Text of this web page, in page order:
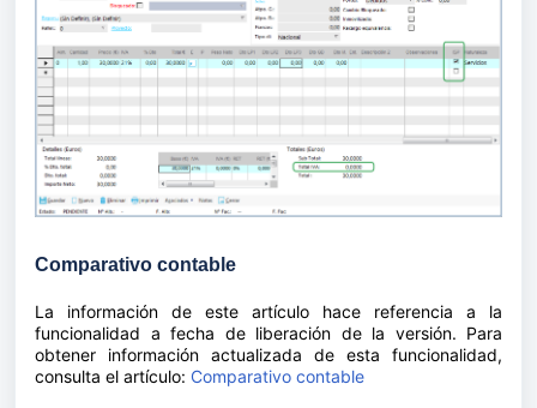
Comparativo contable
La información de este artículo hace referencia a la
funcionalidad a fecha de liberación de la versión. Para
obtener información actualizada de esta funcionalidad,
consulta el artículo: Comparativo contable